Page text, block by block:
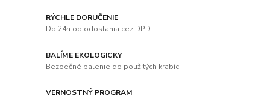
RÝCHLE DORUČENIE
Do 24h od odoslania cez DPD
BALÍME EKOLOGICKY
Bezpečné balenie do použitých krabíc
VERNOSTNÝ PROGRAM